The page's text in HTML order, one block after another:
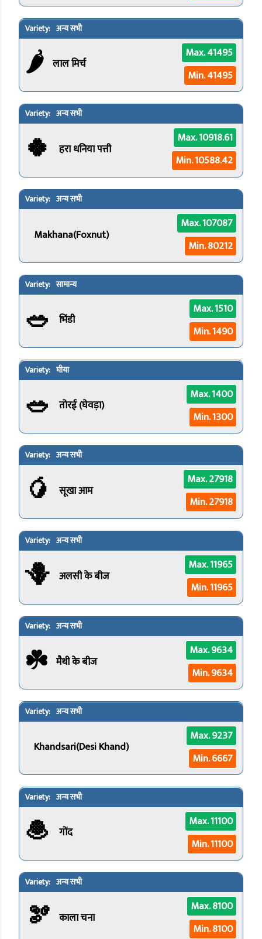
अन्य सभी
🌶️ लाल मिर्च
Max. 41495
Min. 41495
अन्य सभी
🍀 हरा धनिया पत्ती
Max. 10918.61
Min. 10588.42
अन्य सभी
Makhana(Foxnut)
Max. 107087
Min. 80212
सामान्य
🥗 भिंडी
Max. 1510
Min. 1490
घीया
🥗 तोरई (घेवड़ा)
Max. 1400
Min. 1300
अन्य सभी
🥭 सूखा आम
Max. 27918
Min. 27918
अन्य सभी
🪻 अलसी के बीज
Max. 11965
Min. 11965
अन्य सभी
☘️ मैथी के बीज
Max. 9634
Min. 9634
अन्य सभी
Khandsari(Desi Khand)
Max. 9237
Min. 6667
अन्य सभी
🧆 गोंद
Max. 11100
Min. 11100
अन्य सभी
🫘 काला चना
Max. 8100
Min. 8100